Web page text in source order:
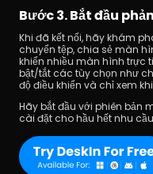
Bước 3. Bắt đầu
Khi đã kết nối, hãy khám
chuyển tệp, chia sẻ màn
khiển nhiều màn hình trực
bật/tắt các tùy chọn như
độ điều khiển và chỉ xem
Hãy bắt đầu với phiên bản
cài đặt cho hầu hết nhu